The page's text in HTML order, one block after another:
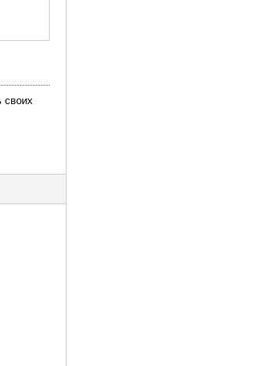
своих